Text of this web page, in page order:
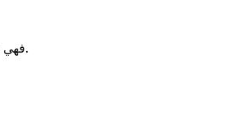
تحدد هذه الأرقام الثلاثة فرعًا معينًا. رموز BIC التي تنتهي بـ "XXX"، فهي تشير إلى المكتب الرئيسي للبنك.